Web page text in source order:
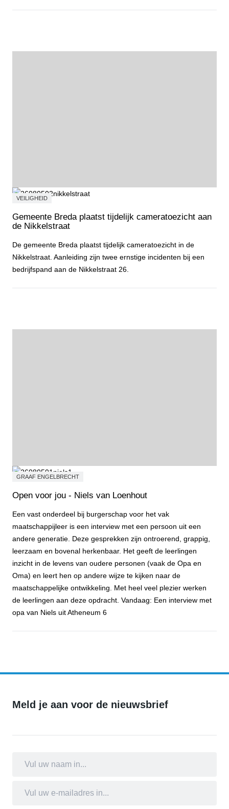
VEILIGHEID
Gemeente Breda plaatst tijdelijk cameratoezicht aan
de Nikkelstraat
De gemeente Breda plaatst tijdelijk cameratoezicht in de
Nikkelstraat. Aanleiding zijn twee ernstige incidenten bij een
bedrijfspand aan de Nikkelstraat 26.
GRAAF ENGELBRECHT
Open voor jou - Niels van Loenhout
Een vast onderdeel bij burgerschap voor het vak
maatschappijleer is een interview met een persoon uit een
andere generatie. Deze gesprekken zijn ontroerend, grappig,
leerzaam en bovenal herkenbaar. Het geeft de leerlingen
inzicht in de levens van oudere personen (vaak de Opa en
Oma) en leert hen op andere wijze te kijken naar de
maatschappelijke ontwikkeling. Met heel veel plezier werken
de leerlingen aan deze opdracht. Vandaag: Een interview met
opa van Niels uit Atheneum 6
Meld je aan voor de nieuwsbrief